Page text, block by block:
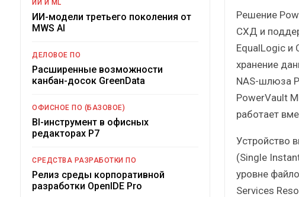
Решение
СХД и
EqualLogic и
хранение
NAS-шлюза
PowerVault
работает
Устройство
(Single
уровне
Services
ИИ И ML
ИИ-модели третьего поколения от
MWS AI
ДЕЛОВОЕ ПО
Расширенные возможности
канбан-досок GreenData
ОФИСНОЕ ПО (БАЗОВОЕ)
BI-инструмент в офисных
редакторах Р7
СРЕДСТВА РАЗРАБОТКИ ПО
Релиз среды корпоративной
разработки OpenIDE Pro